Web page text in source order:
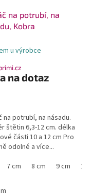
na potrubí, na
Kobra
u výrobce
na dotaz
na potrubí, na násadu.
štětin 6,3-12 cm. délka
části 10 a 12 cm Pro
odolné a více...
7 cm 8 cm 9 cm